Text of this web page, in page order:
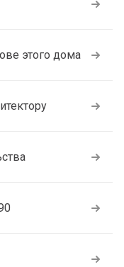
этого дома